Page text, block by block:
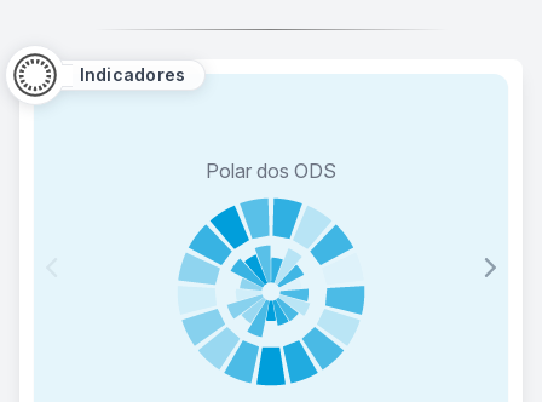
Polar dos ODS
Indicadores